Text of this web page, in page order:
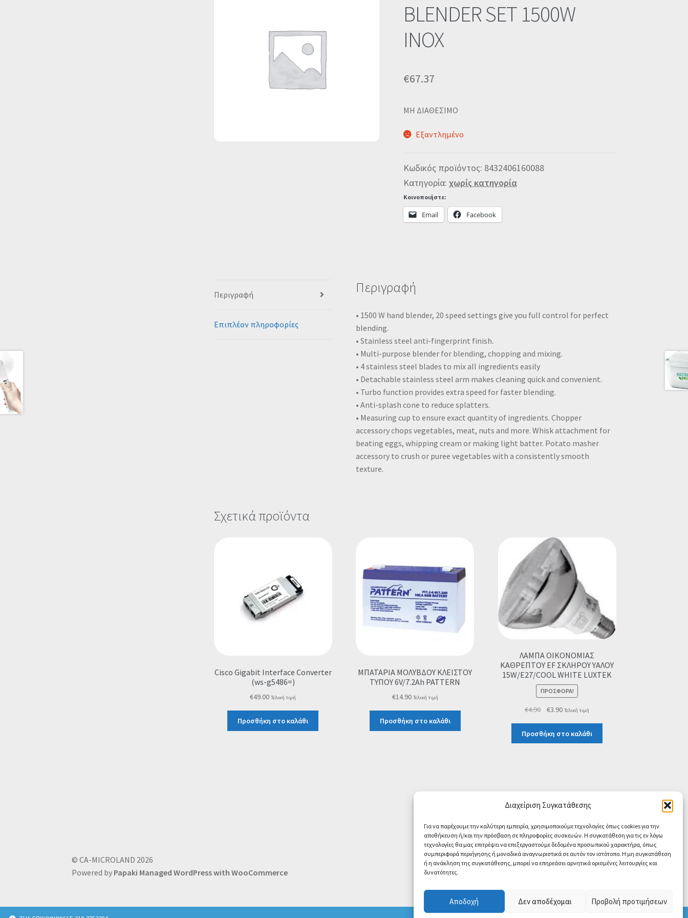
Διαχείριση Συγκατάθεσης
Για να παρέχουμε την καλύτερη εμπειρία, χρησιμοποιούμε τεχνολογίες όπως cookies για την
αποθήκευση ή/και την πρόσβαση σε πληροφορίες συσκευών. Η συγκατάθεση για τις εν λόγω
τεχνολογίες θα μας επιτρέψει να επεξεργαστούμε δεδομένα προσωπικού χαρακτήρα, όπως
συμπεριφορά περιήγησης ή μοναδικά αναγνωριστικά σε αυτόν τον ιστότοπο. Η μη συγκατάθεση
ή η ανάκληση της συγκατάθεσης, μπορεί να επηρεάσει αρνητικά ορισμένες λειτουργίες και
δυνατότητες.
Αποδοχή Δεν αποδέχομαι Προβολή προτιμήσεων
BLENDER SET 1500W
INOX
€67.37
MΗ ΔΙΑΘΕΣΙΜΟ
Εξαντλημένο
Κωδικός προϊόντος: 8432406160088
Κατηγορία: χωρίς κατηγορία
Κοινοποιήστε:
Email Facebook
Περιγραφή
Επιπλέον πληροφορίες
Περιγραφή
• 1500 W hand blender, 20 speed settings give you full control for perfect
blending.
• Stainless steel anti-fingerprint finish.
• Multi-purpose blender for blending, chopping and mixing.
• 4 stainless steel blades to mix all ingredients easily
• Detachable stainless steel arm makes cleaning quick and convenient.
• Turbo function provides extra speed for faster blending.
• Anti-splash cone to reduce splatters.
• Measuring cup to ensure exact quantity of ingredients. Chopper
accessory chops vegetables, meat, nuts and more. Whisk attachment for
beating eggs, whipping cream or making light batter. Potato masher
accessory to crush or puree vegetables with a consistently smooth
texture.
Σχετικά προϊόντα
Cisco Gigabit Interface Converter
(ws-g5486=)
€49.00 Τελική τιμή
Προσθήκη στο καλάθι
ΜΠΑΤΑΡΙΑ ΜΟΛΥΒΔΟΥ ΚΛΕΙΣΤΟΥ
ΤΥΠΟΥ 6V/7.2Ah PATTERN
€14.90 Τελική τιμή
Προσθήκη στο καλάθι
ΛΑΜΠΑ ΟΙΚΟΝΟΜΙΑΣ
ΚΑΘΡΕΠΤΟΥ EF ΣΚΛΗΡΟΥ ΥΑΛΟΥ
15W/E27/COOL WHITE LUXTEK
ΠΡΟΣΦΟΡΆ!
€4.90
Original
was:
€4.90.
€3.90Η
τιμή
είναι:
Τελική τιμή
Προσθήκη στο καλάθι
© CA-MICROLAND 2026
Powered by Papaki Managed WordPress with WooCommerce
O